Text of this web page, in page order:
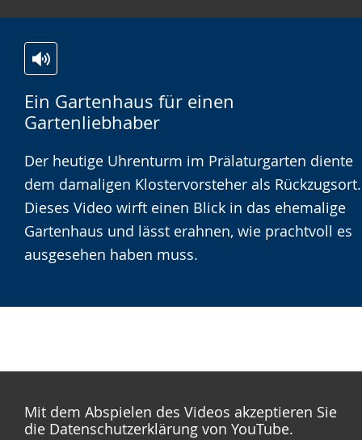
Ein Gartenhaus für einen
Gartenliebhaber
Leichten
Sprache
wechseln.
Audio-
Unterstützung.
Video
in
Deutscher
Gebärdensprache
wird
angezeigt.
Der heutige Uhrenturm im Prälaturgarten diente
dem damaligen Klostervorsteher als Rückzugsort.
Dieses Video wirft einen Blick in das ehemalige
Gartenhaus und lässt erahnen, wie prachtvoll es
ausgesehen haben muss.
Mit dem Abspielen des Videos akzeptieren Sie
die Datenschutzerklärung von YouTube.